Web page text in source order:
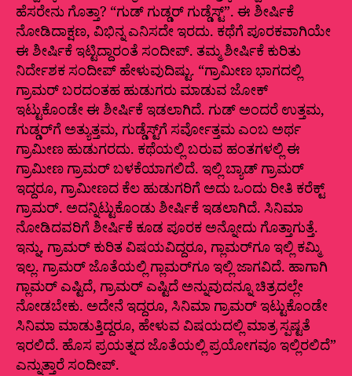
ಹೆಸರೇನು ಗೊತ್ತಾ? “ಗುಡ್‌ ಗುಡ್ಡರ್‌ ಗುಡ್ಡೆಸ್ಟ್”.‌ ಈ ಶೀರ್ಷಿಕೆ
ನೋಡಿದಾಕ್ಷಣ, ವಿಭಿನ್ನ ಎನಿಸದೇ ಇರದು. ಕಥೆಗೆ ಪೂರಕವಾಗಿಯೇ
ಈ ಶೀರ್ಷಿಕೆ ಇಟ್ಟಿದ್ದಾರಂತೆ ಸಂದೀಪ್.‌ ತಮ್ಮ ಶೀರ್ಷಿಕೆ ಕುರಿತು
ನಿರ್ದೇಶಕ ಸಂದೀಪ್‌ ಹೇಳುವುದಿಷ್ಟು. “ಗ್ರಾಮೀಣ ಭಾಗದಲ್ಲಿ
ಗ್ರಾಮರ್‌ ಬರದಂತಹ ಹುಡುಗರು ಮಾಡುವ ಜೋಕ್‌
ಇಟ್ಟುಕೊಂಡೇ ಈ ಶೀರ್ಷಿಕೆ ಇಡಲಾಗಿದೆ. ಗುಡ್‌ ಅಂದರೆ ಉತ್ತಮ,
ಗುಡ್ಡರ್‌ಗೆ ಅತ್ಯುತ್ತಮ, ಗುಡ್ಡೆಸ್ಟ್‌ಗೆ ಸರ್ವೋತ್ತಮ ಎಂಬ ಅರ್ಥ
ಗ್ರಾಮೀಣ ಹುಡುಗರದು. ಕಥೆಯಲ್ಲಿ ಬರುವ ಹಂತಗಳಲ್ಲಿ ಈ
ಗ್ರಾಮೀಣ ಗ್ರಾಮರ್‌ ಬಳಕೆಯಾಗಲಿದೆ. ಇಲ್ಲಿ ಬ್ಯಾಡ್‌ ಗ್ರಾಮರ್‌
ಇದ್ದರೂ, ಗ್ರಾಮೀಣದ ಕೆಲ ಹುಡುಗರಿಗೆ ಅದು ಒಂದು ರೀತಿ ಕರೆಕ್ಟ್‌
ಗ್ರಾಮರ್. ಅದನ್ನಿಟ್ಟುಕೊಂಡು ಶೀರ್ಷಿಕೆ ಇಡಲಾಗಿದೆ. ಸಿನಿಮಾ
ನೋಡಿದವರಿಗೆ ಶೀರ್ಷಿಕೆ ಕೂಡ ಪೂರಕ ಅನ್ನೋದು ಗೊತ್ತಾಗುತ್ತೆ.‌
ಇನ್ನು, ಗ್ರಾಮರ್‌ ಕುರಿತ ವಿಷಯವಿದ್ದರೂ, ಗ್ಲಾಮರ್‌ಗೂ ಇಲ್ಲಿ ಕಮ್ಮಿ
ಇಲ್ಲ. ಗ್ರಾಮರ್‌ ಜೊತೆಯಲ್ಲಿ ಗ್ಲಾಮರ್‌ಗೂ ಇಲ್ಲಿ ಜಾಗವಿದೆ. ಹಾಗಾಗಿ
ಗ್ಲಾಮರ್‌ ಎಷ್ಟಿದೆ, ಗ್ರಾಮರ್‌ ಎಷ್ಟಿದೆ ಅನ್ನುವುದನ್ನೂ ಚಿತ್ರದಲ್ಲೇ
ನೋಡಬೇಕು. ಅದೇನೆ ಇದ್ದರೂ, ಸಿನಿಮಾ ಗ್ರಾಮರ್‌ ಇಟ್ಟುಕೊಂಡೇ
ಸಿನಿಮಾ ಮಾಡುತ್ತಿದ್ದರೂ, ಹೇಳುವ ವಿಷಯದಲ್ಲಿ ಮಾತ್ರ ಸ್ಪಷ್ಟತೆ
ಇರಲಿದೆ. ಹೊಸ ಪ್ರಯತ್ನದ ಜೊತೆಯಲ್ಲಿ ಪ್ರಯೋಗವೂ ಇಲ್ಲಿರಲಿದೆ”
ಎನ್ನುತ್ತಾರೆ ಸಂದೀಪ್.